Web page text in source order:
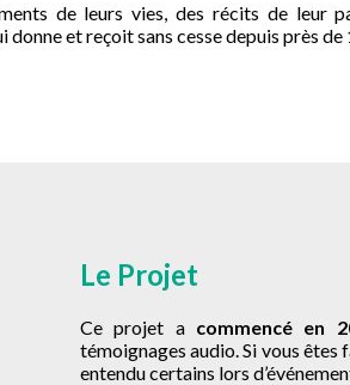
de leurs vies, des récits de leur
donne et reçoit sans cesse depuis près de
Le Projet
Ce projet a commencé en
témoignages audio. Si vous êtes
entendu certains lors